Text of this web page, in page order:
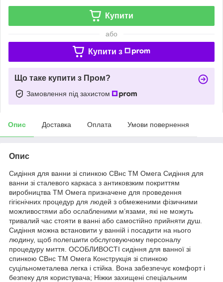
Купити
або
Купити з
Що таке купити з Пром?
Замовлення під захистом
Опис Доставка Оплата Умови повернення
Опис
Сидіння для ванни зі спинкою СВнс ТМ Омега Сидіння для
ванни зі сталевого каркаса з антиковзким покриттям
виробництва ТМ Омега призначене для проведення
гігієнічних процедур для людей з обмеженими фізичними
можливостями або ослабленими м’язами, які не можуть
тривалий час стояти в ванні або самостійно прийняти душ.
Сидіння можна встановити у ванній і посадити на нього
людину, щоб полегшити обслуговуючому персоналу
процедуру миття. ОСОБЛИВОСТІ сидіння для ванної зі
спинкою СВнс ТМ Омега Конструкція зі спинкою
суцільнометалева легка і стійка. Вона забезпечує комфорт і
безпеку для користувача; Ніжки захищені спеціальним